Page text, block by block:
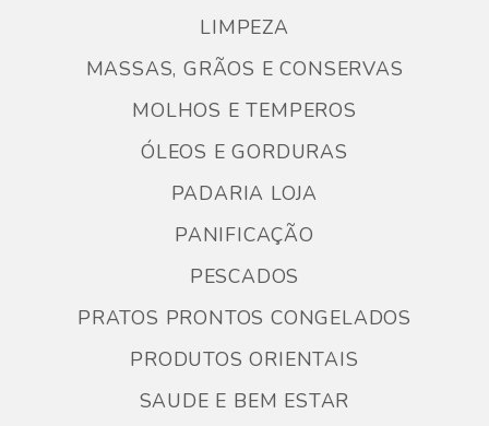
LIMPEZA
MASSAS, GRÃOS E CONSERVAS
MOLHOS E TEMPEROS
ÓLEOS E GORDURAS
PADARIA LOJA
PANIFICAÇÃO
PESCADOS
PRATOS PRONTOS CONGELADOS
PRODUTOS ORIENTAIS
SAUDE E BEM ESTAR